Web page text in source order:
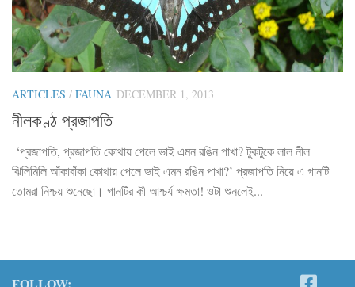
ARTICLES / FAUNA DECEMBER 1, 2013
নীলকণ্ঠ প্রজাপতি
‘প্রজাপতি, প্রজাপতি কোথায় পেলে ভাই এমন রঙিন পাখা? টুকটুকে লাল নীল
ঝিলিমিলি আঁকাবাঁকা কোথায় পেলে ভাই এমন রঙিন পাখা?’ প্রজাপতি নিয়ে এ গানটি
তোমরা নিশ্চয় শুনেছো। গানটির কী আশ্চর্য ক্ষমতা! ওটা শুনলেই...
FOLLOW: